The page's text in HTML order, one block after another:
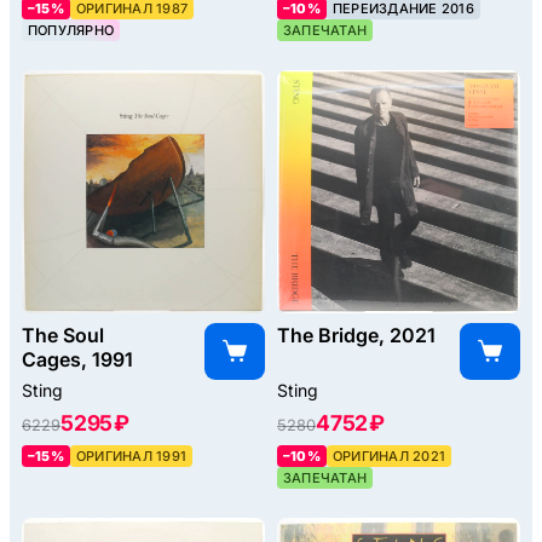
–15%
ОРИГИНАЛ 1987
ПОПУЛЯРНО
–10%
ПЕРЕИЗДАНИЕ 2016
ЗАПЕЧАТАН
The Soul
Cages, 1991
Sting
62295295 ₽
–15% ОРИГИНАЛ 1991
The Bridge, 2021
Sting
52804752 ₽
–10%
ОРИГИНАЛ 2021
ЗАПЕЧАТАН